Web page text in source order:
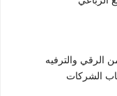
الرقي والترفيه
الشركات